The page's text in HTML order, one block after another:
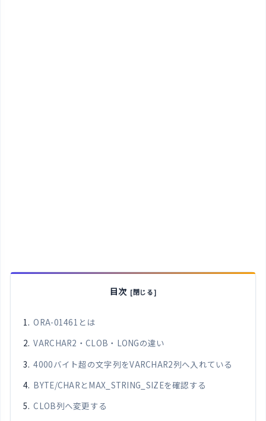
目次
ORA-01461とは
VARCHAR2・CLOB・LONGの違い
4000バイト超の文字列をVARCHAR2列へ入れている
BYTE/CHARとMAX_STRING_SIZEを確認する
CLOB列へ変更する